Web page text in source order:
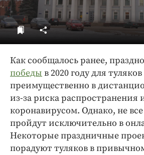
Как сообщалось ранее,
победы в 2020 году для
преимущественно в
из-за риска распространения
коронавирусом. Однако, не
пройдут исключительно в
Некоторые праздничные
порадуют туляков в